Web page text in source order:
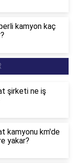
kamyon kaç
şirketi ne iş
kamyonu km'de
yakar?